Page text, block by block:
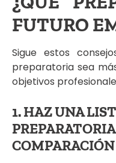
FUTURO
Sigue estos
preparatoria sea
objetivos
1. HAZ UNA
COMPARACIÓN